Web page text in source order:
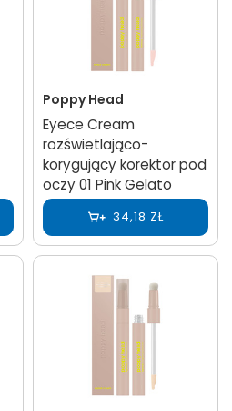
Poppy Head
Eyece Cream
rozświetlająco-
korygujący korektor pod
oczy 01 Pink Gelato
34,18 ZŁ